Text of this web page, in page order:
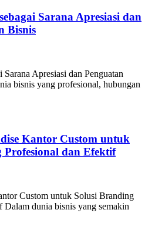
Sarana Apresiasi dan
Bisnis
Apresiasi dan Penguatan
bisnis yang profesional, hubungan
Kantor Custom untuk
Profesional dan Efektif
Custom untuk Solusi Branding
dunia bisnis yang semakin